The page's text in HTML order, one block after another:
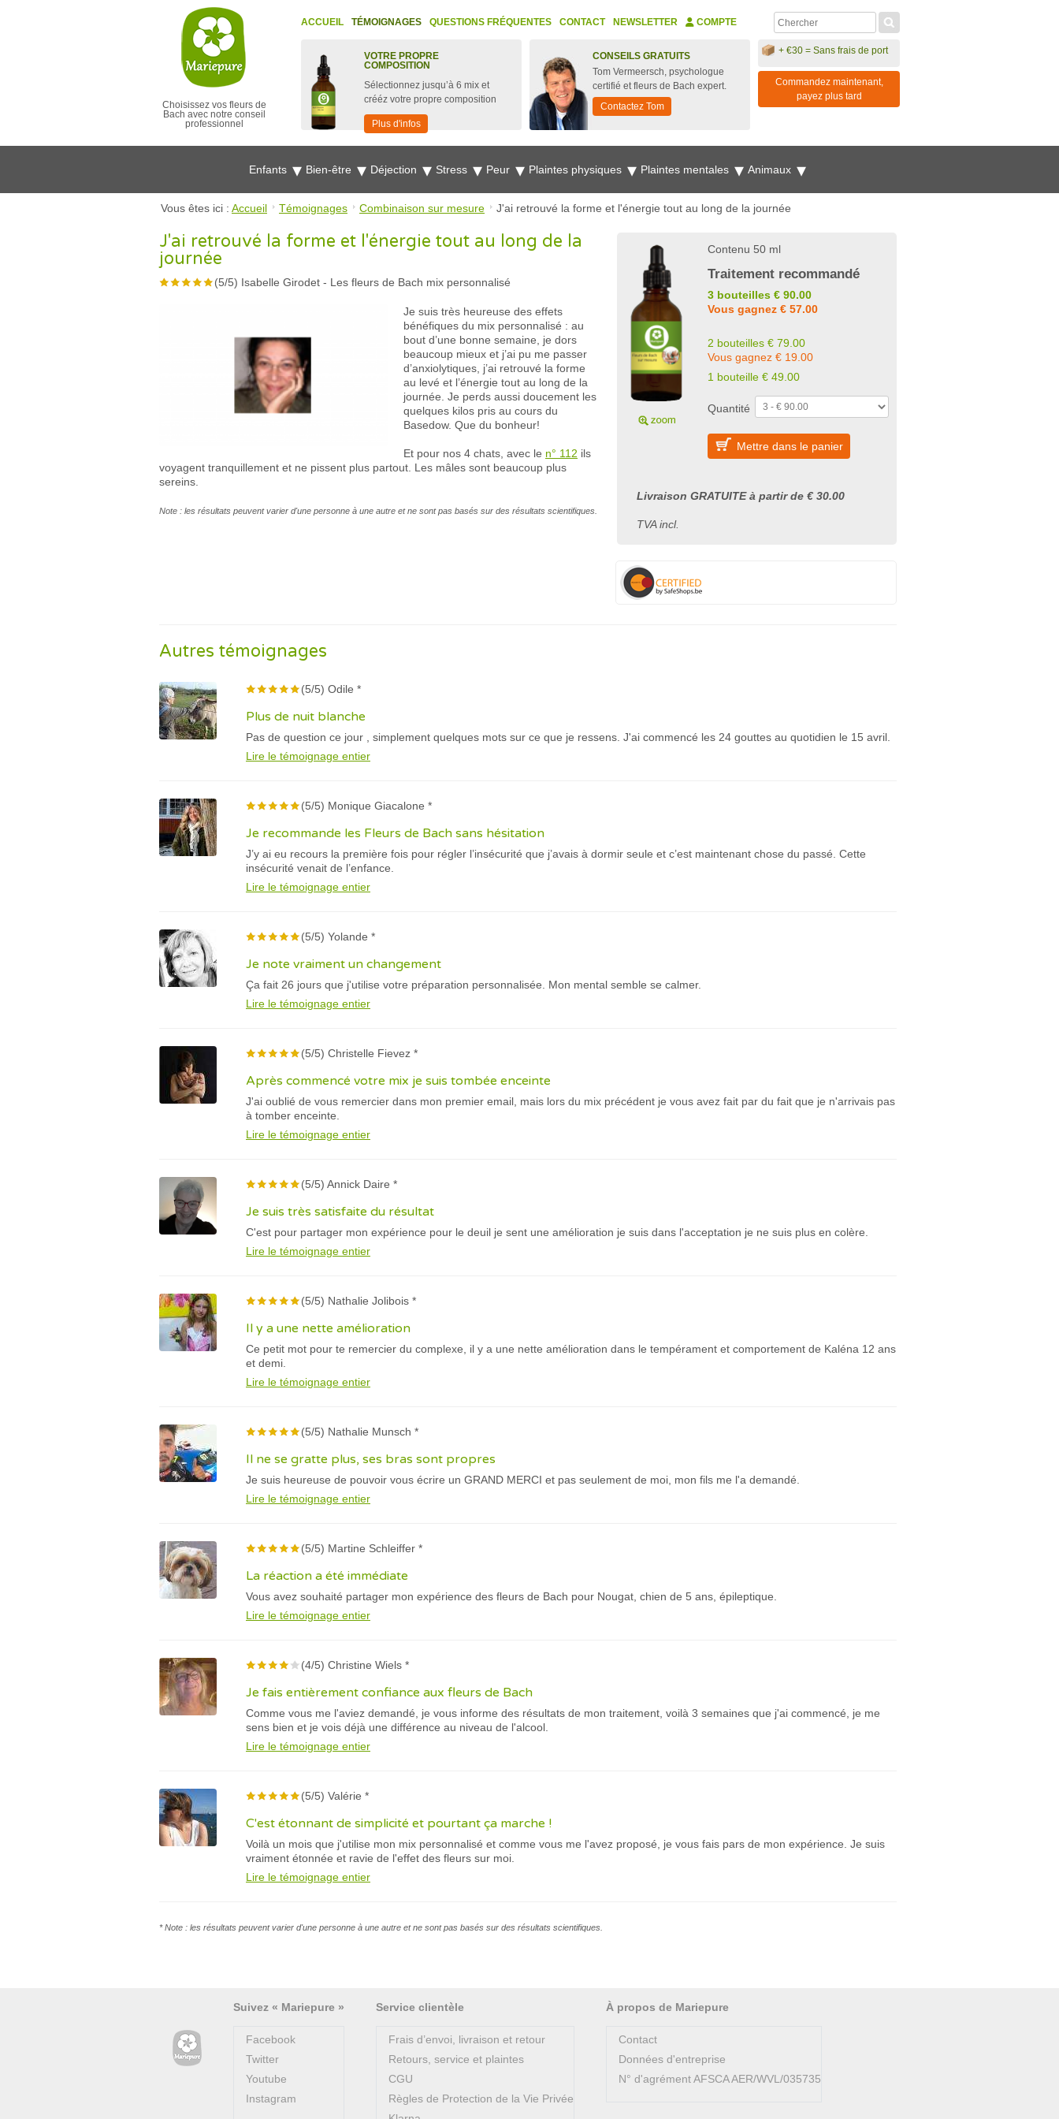
Choisissez vos fleurs de
Bach avec notre conseil
professionnel
ACCUEIL TÉMOIGNAGES QUESTIONS FRÉQUENTES CONTACT NEWSLETTER COMPTE
VOTRE PROPRE
COMPOSITION
Sélectionnez jusqu’à 6 mix et
crééz votre propre composition
Plus d'infos
CONSEILS GRATUITS
Tom Vermeersch, psychologue
certifié et fleurs de Bach expert.
Contactez Tom
+ €30 = Sans frais de port
Commandez maintenant,
payez plus tard
Enfants Bien-être Déjection Stress Peur Plaintes physiques Plaintes mentales Animaux
Vous êtes ici : Accueil Témoignages Combinaison sur mesure J'ai retrouvé la forme et l'énergie tout au long de la journée
J'ai retrouvé la forme et l'énergie tout au long de la
journée
(5/5) Isabelle Girodet - Les fleurs de Bach mix personnalisé
Je suis très heureuse des effets
bénéfiques du mix personnalisé : au
bout d’une bonne semaine, je dors
beaucoup mieux et j’ai pu me passer
d’anxiolytiques, j’ai retrouvé la forme
au levé et l’énergie tout au long de la
journée. Je perds aussi doucement les
quelques kilos pris au cours du
Basedow. Que du bonheur!
Et pour nos 4 chats, avec le n° 112 ils
voyagent tranquillement et ne pissent plus partout. Les mâles sont beaucoup plus
sereins.
Note : les résultats peuvent varier d'une personne à une autre et ne sont pas basés sur des résultats scientifiques.
Contenu 50 ml
Traitement recommandé
3 bouteilles € 90.00
Vous gagnez € 57.00
2 bouteilles € 79.00
Vous gagnez € 19.00
1 bouteille € 49.00
Quantité
Mettre dans le panier
Livraison GRATUITE à partir de € 30.00
TVA incl.
Autres témoignages
(5/5) Odile *
Plus de nuit blanche
Pas de question ce jour , simplement quelques mots sur ce que je ressens. J'ai commencé les 24 gouttes au quotidien le 15 avril.
Lire le témoignage entier
(5/5) Monique Giacalone *
Je recommande les Fleurs de Bach sans hésitation
J’y ai eu recours la première fois pour régler l’insécurité que j’avais à dormir seule et c’est maintenant chose du passé. Cette
insécurité venait de l’enfance.
Lire le témoignage entier
(5/5) Yolande *
Je note vraiment un changement
Ça fait 26 jours que j'utilise votre préparation personnalisée. Mon mental semble se calmer.
Lire le témoignage entier
(5/5) Christelle Fievez *
Après commencé votre mix je suis tombée enceinte
J'ai oublié de vous remercier dans mon premier email, mais lors du mix précédent je vous avez fait par du fait que je n'arrivais pas
à tomber enceinte.
Lire le témoignage entier
(5/5) Annick Daire *
Je suis très satisfaite du résultat
C'est pour partager mon expérience pour le deuil je sent une amélioration je suis dans l'acceptation je ne suis plus en colère.
Lire le témoignage entier
(5/5) Nathalie Jolibois *
Il y a une nette amélioration
Ce petit mot pour te remercier du complexe, il y a une nette amélioration dans le tempérament et comportement de Kaléna 12 ans
et demi.
Lire le témoignage entier
(5/5) Nathalie Munsch *
Il ne se gratte plus, ses bras sont propres
Je suis heureuse de pouvoir vous écrire un GRAND MERCI et pas seulement de moi, mon fils me l'a demandé.
Lire le témoignage entier
(5/5) Martine Schleiffer *
La réaction a été immédiate
Vous avez souhaité partager mon expérience des fleurs de Bach pour Nougat, chien de 5 ans, épileptique.
Lire le témoignage entier
(4/5) Christine Wiels *
Je fais entièrement confiance aux fleurs de Bach
Comme vous me l'aviez demandé, je vous informe des résultats de mon traitement, voilà 3 semaines que j'ai commencé, je me
sens bien et je vois déjà une différence au niveau de l'alcool.
Lire le témoignage entier
(5/5) Valérie *
C'est étonnant de simplicité et pourtant ça marche !
Voilà un mois que j'utilise mon mix personnalisé et comme vous me l'avez proposé, je vous fais pars de mon expérience. Je suis
vraiment étonnée et ravie de l'effet des fleurs sur moi.
Lire le témoignage entier
* Note : les résultats peuvent varier d'une personne à une autre et ne sont pas basés sur des résultats scientifiques.
Suivez « Mariepure »
Facebook
Twitter
Youtube
Instagram
Service clientèle
Frais d’envoi, livraison et retour
Retours, service et plaintes
CGU
Règles de Protection de la Vie Privée
À propos de Mariepure
Contact
Données d'entreprise
N° d'agrément AFSCA AER/WVL/035735